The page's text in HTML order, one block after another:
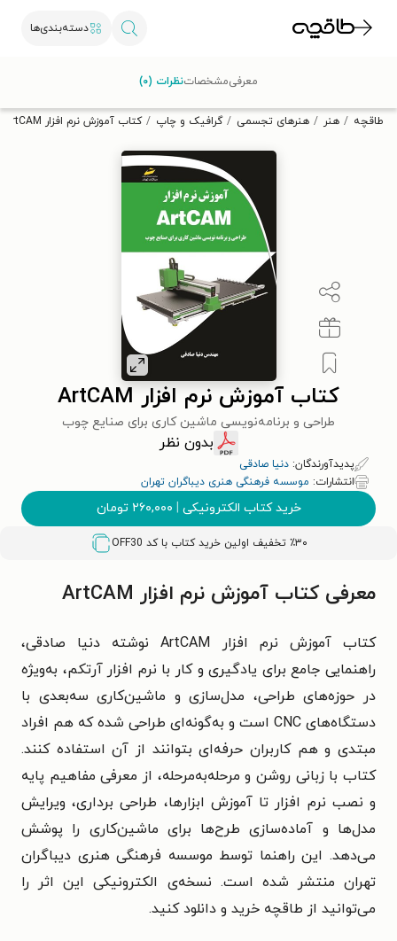
دسته‌بندی‌ها
تخفیف از طاقچه دریافت کن.
طاقچه هنر هنرهای تجسمی گرافیک و چاپ کتاب آموزش نرم افزار ArtCAM
کتاب آموزش نرم افزار ArtCAM
طراحی و برنامه‌نویسی ماشین کاری برای صنایع چوب
بدون نظر
پدیدآورندگان: دنیا صادقی
انتشارات: موسسه فرهنگی هنری دیباگران تهران
خرید کتاب الکترونیکی | ۲۶۰,۰۰۰ تومان
٪۳۰ تخفیف اولین خرید کتاب با کد OFF30
معرفیمشخصاتنظرات (۰)
معرفی کتاب آموزش نرم افزار ArtCAM
کتاب آموزش نرم افزار ArtCAM نوشته دنیا صادقی،
راهنمایی جامع برای یادگیری و کار با نرم افزار آرتکم، به‌ویژه
در حوزه‌های طراحی، مدل‌سازی و ماشین‌کاری سه‌بعدی با
دستگاه‌های CNC است و به‌گونه‌ای طراحی شده که هم افراد
مبتدی و هم کاربران حرفه‌ای بتوانند از آن استفاده کنند.
کتاب با زبانی روشن و مرحله‌به‌مرحله، از معرفی مفاهیم پایه
و نصب نرم افزار تا آموزش ابزارها، طراحی برداری، ویرایش
مدل‌ها و آماده‌سازی طرح‌ها برای ماشین‌کاری را پوشش
می‌دهد. این راهنما توسط موسسه فرهنگی هنری دیباگران
تهران منتشر شده است. نسخه‌ی الکترونیکی این اثر را
می‌توانید از طاقچه خرید و دانلود کنید.